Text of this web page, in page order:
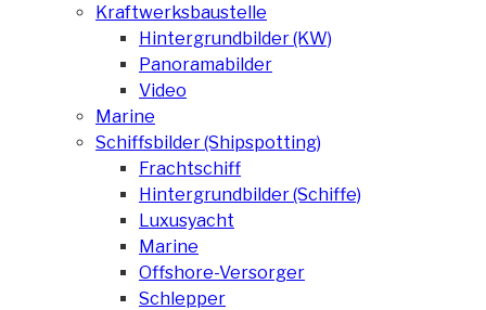
Kraftwerksbaustelle
Hintergrundbilder (KW)
Panoramabilder
Video
Marine
Schiffsbilder (Shipspotting)
Frachtschiff
Hintergrundbilder (Schiffe)
Luxusyacht
Marine
Offshore-Versorger
Schlepper